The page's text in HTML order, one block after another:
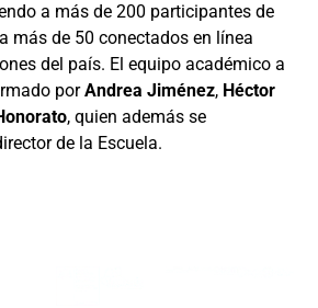
a más de 200 participantes de
más de 50 conectados en línea
del país. El equipo académico a
porAndrea Jiménez, Héctor
, quien además se
de la Escuela.